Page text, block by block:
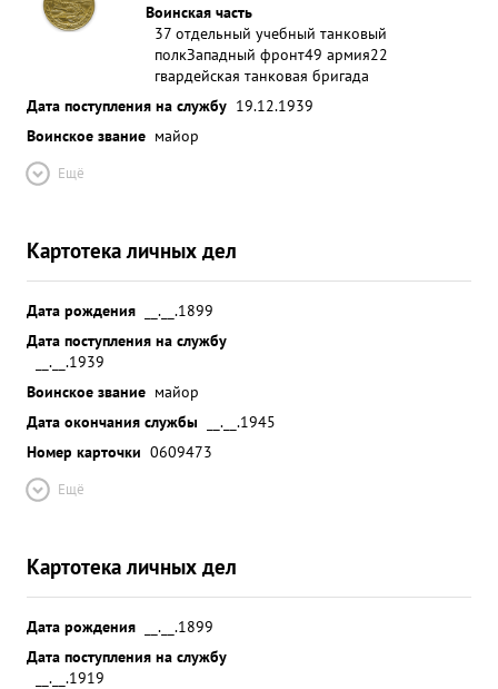
Воинская часть
37 отдельный учебный танковый
полкЗападный фронт49 армия22
гвардейская танковая бригада
Дата поступления на службу 19.12.1939
Воинское звание майор
Ещё
Картотека личных дел
Дата рождения
__.__.1899
Дата поступления на службу
__.__.1939
Воинское звание майор
Дата окончания службы
__.__.1945
Номер карточки 0609473
Ещё
Картотека личных дел
Дата рождения
__.__.1899
Дата поступления на службу
__.__.1919